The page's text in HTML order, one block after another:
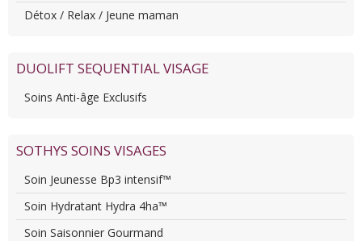
Détox / Relax / Jeune maman
DUOLIFT SEQUENTIAL VISAGE
Soins Anti-âge Exclusifs
SOTHYS SOINS VISAGES
Soin Jeunesse Bp3 intensif™
Soin Hydratant Hydra 4ha™
Soin Saisonnier Gourmand